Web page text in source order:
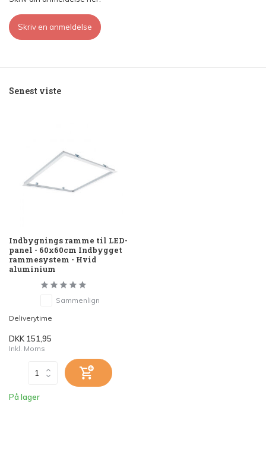
Skriv en anmeldelse
Senest viste
Indbygnings ramme til LED-
panel - 60x60cm Indbygget
rammesystem - Hvid
aluminium
Sammenlign
Deliverytime
DKK 151,95
Inkl. Moms
På lager